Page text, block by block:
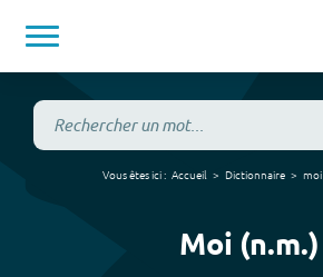
Vous êtes ici : Accueil Dictionnaire moi
Moi (n.m.)